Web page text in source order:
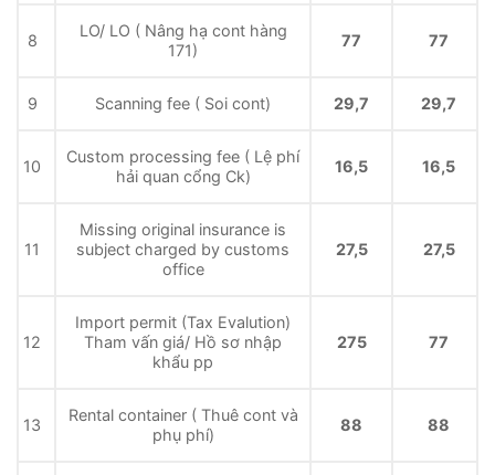
8
LO/ LO ( Nâng hạ cont hàng
171)
77 77
9 Scanning fee ( Soi cont) 29,7 29,7
10
Custom processing fee ( Lệ phí
hải quan cổng Ck)
16,5 16,5
11
Missing original insurance is
subject charged by customs
office
27,5 27,5
12
Import permit (Tax Evalution)
Tham vấn giá/ Hồ sơ nhập
khẩu pp
275 77
13
Rental container ( Thuê cont và
phụ phí)
88 88